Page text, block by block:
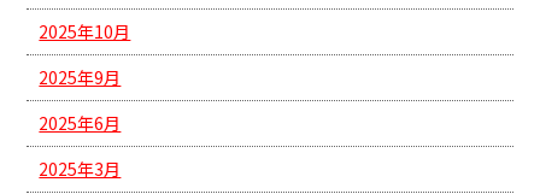
2025年10月
2025年9月
2025年6月
2025年3月